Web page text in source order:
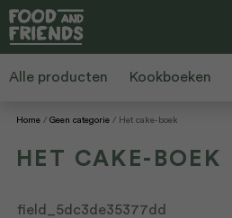
Alle producten Kookboeken
Home Geen categorie Het cake-boek
HET CAKE-BOEK
field_5dc3de35377dd